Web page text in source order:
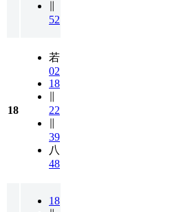
52
18
若
02
18
22
39
八
48
18